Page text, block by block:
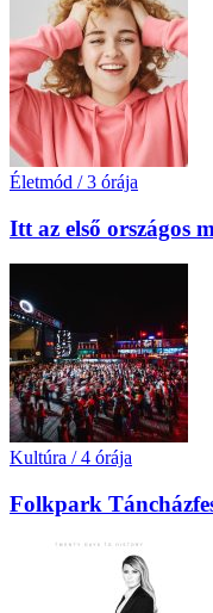
Életmód / 3 órája
Itt az első országos
Kultúra / 4 órája
Folkpark